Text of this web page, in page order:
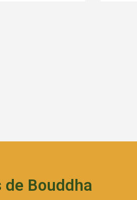
Bouddha